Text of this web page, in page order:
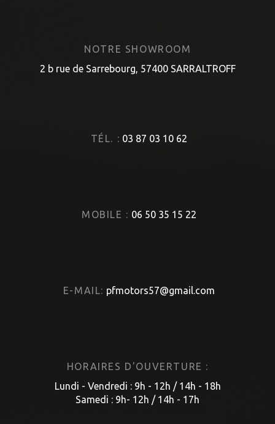
NOTRE SHOWROOM
2 b rue de Sarrebourg, 57400 SARRALTROFF
TÉL. : 03 87 03 10 62
MOBILE : 06 50 35 15 22
E-MAIL: pfmotors57@gmail.com
HORAIRES D'OUVERTURE :
Lundi - Vendredi : 9h - 12h / 14h - 18h
Samedi : 9h- 12h / 14h - 17h